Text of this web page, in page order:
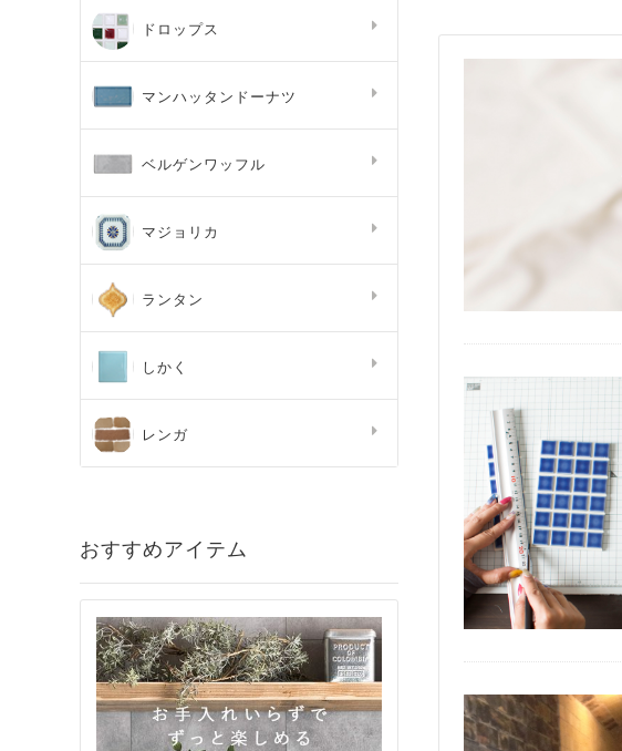
ドロップス
マンハッタンドーナツ
ベルゲンワッフル
マジョリカ
ランタン
しかく
レンガ
おすすめアイテム